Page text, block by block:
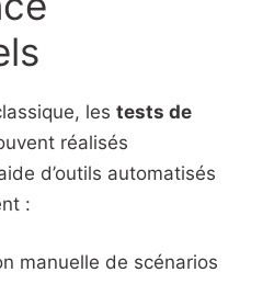
les tests de
réalisés
d’outils automatisés
:
manuelle de scénarios